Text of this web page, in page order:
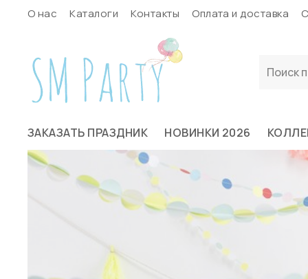
О нас Каталоги Контакты Оплата и доставка
ЗАКАЗАТЬ ПРАЗДНИК НОВИНКИ 2026